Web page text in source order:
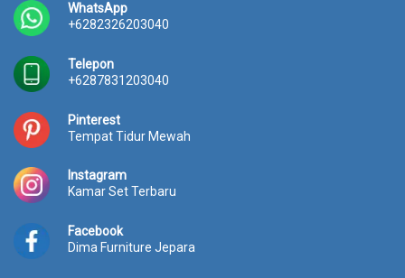
WhatsApp
+6282326203040
Telepon
+6287831203040
Pinterest
Tempat Tidur Mewah
Instagram
Kamar Set Terbaru
Facebook
Dima Furniture Jepara